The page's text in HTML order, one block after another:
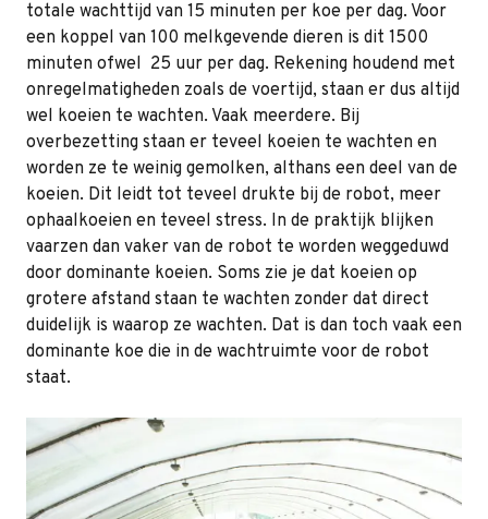
totale wachttijd van 15 minuten per koe per dag. Voor
een koppel van 100 melkgevende dieren is dit 1500
minuten ofwel 25 uur per dag. Rekening houdend met
onregelmatigheden zoals de voertijd, staan er dus altijd
wel koeien te wachten. Vaak meerdere. Bij
overbezetting staan er teveel koeien te wachten en
worden ze te weinig gemolken, althans een deel van de
koeien. Dit leidt tot teveel drukte bij de robot, meer
ophaalkoeien en teveel stress. In de praktijk blijken
vaarzen dan vaker van de robot te worden weggeduwd
door dominante koeien. Soms zie je dat koeien op
grotere afstand staan te wachten zonder dat direct
duidelijk is waarop ze wachten. Dat is dan toch vaak een
dominante koe die in de wachtruimte voor de robot
staat.